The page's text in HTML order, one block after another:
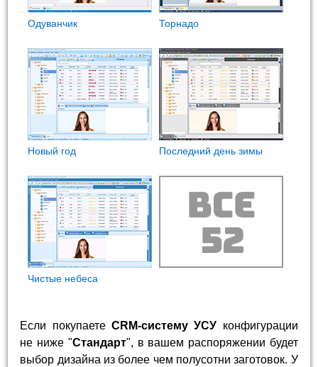
Одуванчик Торнадо
Новый год Последний день зимы
Чистые небеса
Если покупаете CRM-систему УСУ конфигурации
не ниже "Стандарт", в вашем распоряжении будет
выбор дизайна из более чем полусотни заготовок. У